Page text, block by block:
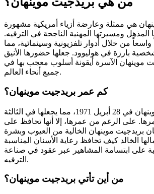
هي ممثلة وعارضة أزياء أمريكية مشهورة
المذهل ومسيرتها المهنية الناجحة في الترفيه.
من خلال أدوار تلفزيونية وسينمائية، مما
بارزة في هوليوود. جعلها حضورها الأنيق
موينهان الآسرة أيقونة أسلوب معجب بها في
جميع أنحاء العالم.
كم عمر بريدجيت موينهان؟
ولدت بريدجيت موينهان في 28 أبريل 1971، مما يجعلها في الثالثة
على الرغم من عمرها، إلا أنها تحافظ على
موينهان الخالية من العيوب وبشرة
الخالد كيف تحافظ رعاية الأسنان المناسبة
على ابتسامة المشاهير عبر عقود في صناعة
الترفيه.
من أين تأتي بريدجيت موينهان؟